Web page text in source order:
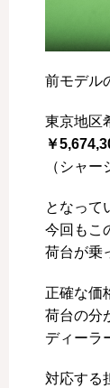
前モデル
東京地区
￥
（シャー
となって
今回もこ
荷台が乗
正確な価
荷台の分
ディーラ
対応する